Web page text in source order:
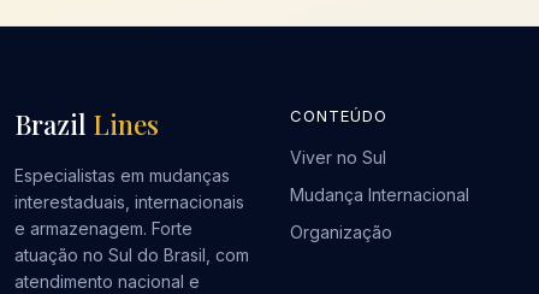
Brazil Lines
Especialistas em mudanças
interestaduais, internacionais
e armazenagem. Forte
atuação no Sul do Brasil, com
atendimento nacional e
CONTEÚDO
Viver no Sul
Mudança Internacional
Organização